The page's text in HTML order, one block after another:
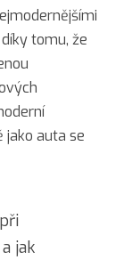
tomu, že
jako auta se
jak